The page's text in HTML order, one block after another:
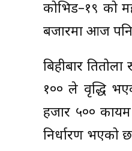
कोभिड–१९ को
बजारमा आज पनि
बिहीबार
१०० ले वृद्धि
हजार ५००
निर्धारण भएको